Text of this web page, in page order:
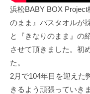
_
1
1
9
浜松BABY BOX
のまま』バスタオルが
と『きなりのまま』の
させて頂きました。初
た。
2月で104年目を迎えた
きるよう頑張っていき